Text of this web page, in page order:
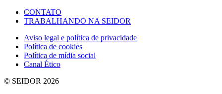
CONTATO
TRABALHANDO NA SEIDOR
Aviso legal e política de privacidade
Política de cookies
Política de mídia social
Canal Ético
© SEIDOR 2026